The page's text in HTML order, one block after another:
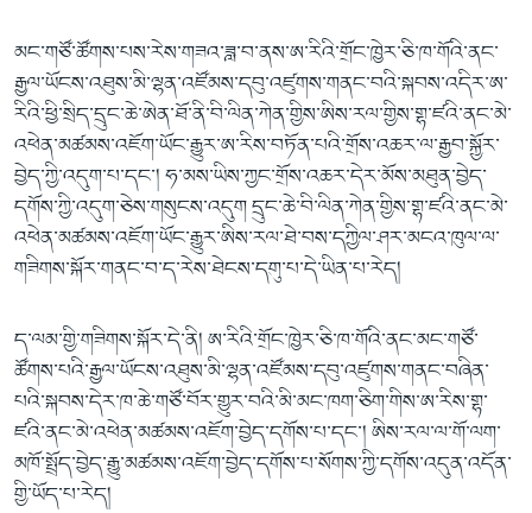
མང་གཙོ་ཚོགས་པས་རེས་གཟའ་ཟླ་བ་ནས་ཨ་རིའི་གྲོང་ཁྱེར་ཅི་ཁ་གོའི་ནང་
རྒྱལ་ཡོངས་འཐུས་མི་ལྷན་འཛོམས་དབུ་འཛུགས་གནང་བའི་སྐབས་འདིར་ཨ་
རིའི་ཕྱི་སྲིད་དྲུང་ཆེ་ཨེན་ཐོ་ནི་བི་ལིན་ཀེན་གྱིས་ཨིས་རལ་གྱིས་གྷ་ཛའི་ནང་མེ་
འཕེན་མཚམས་འཇོག་ཡོང་རྒྱུར་ཨ་རིས་བཏོན་པའི་གྲོས་འཆར་ལ་རྒྱབ་སྐྱོར་
བྱེད་ཀྱི་འདུག་པ་དང་། ཧ་མས་ཡིས་ཀྱང་གྲོས་འཆར་དེར་མོས་མཐུན་བྱེད་
དགོས་ཀྱི་འདུག་ཅེས་གསུངས་འདུག དྲུང་ཆེ་བི་ལིན་ཀེན་གྱིས་གྷ་ཛའི་ནང་མེ་
འཕེན་མཚམས་འཇོག་ཡོང་རྒྱུར་ཨིས་རལ་ཐེ་བས་དཀྱིལ་ཤར་མངའ་ཁུལ་ལ་
གཟིགས་སྐོར་གནང་བ་ད་རེས་ཐེངས་དགུ་པ་དེ་ཡིན་པ་རེད།
ད་ལམ་གྱི་གཟིགས་སྐོར་དེ་ནི། ཨ་རིའི་གྲོང་ཁྱེར་ཅི་ཁ་གོའི་ནང་མང་གཙོ་
ཚོགས་པའི་རྒྱལ་ཡོངས་འཐུས་མི་ལྷན་འཛོམས་དབུ་འཛུགས་གནང་བཞིན་
པའི་སྐབས་དེར་ཁ་ཆེ་གཙོ་བོར་གྱུར་བའི་མི་མང་ཁག་ཅིག་གིས་ཨ་རིས་གྷ་
ཛའི་ནང་མེ་འཕེན་མཚམས་འཇོག་བྱེད་དགོས་པ་དང་། ཨིས་རལ་ལ་གོ་ལག་
མཁོ་སྤྲོད་བྱེད་རྒྱུ་མཚམས་འཇོག་བྱེད་དགོས་པ་སོགས་ཀྱི་དགོས་འདུན་འདོན་
གྱི་ཡོད་པ་རེད།